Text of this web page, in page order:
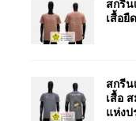
สกรีน
เสื้อยื
สกรีน
เสื้อ
แห่งป